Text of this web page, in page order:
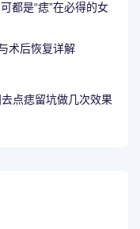
都是“痣”在必得的女
术后恢复详解
点痣留坑做几次效果